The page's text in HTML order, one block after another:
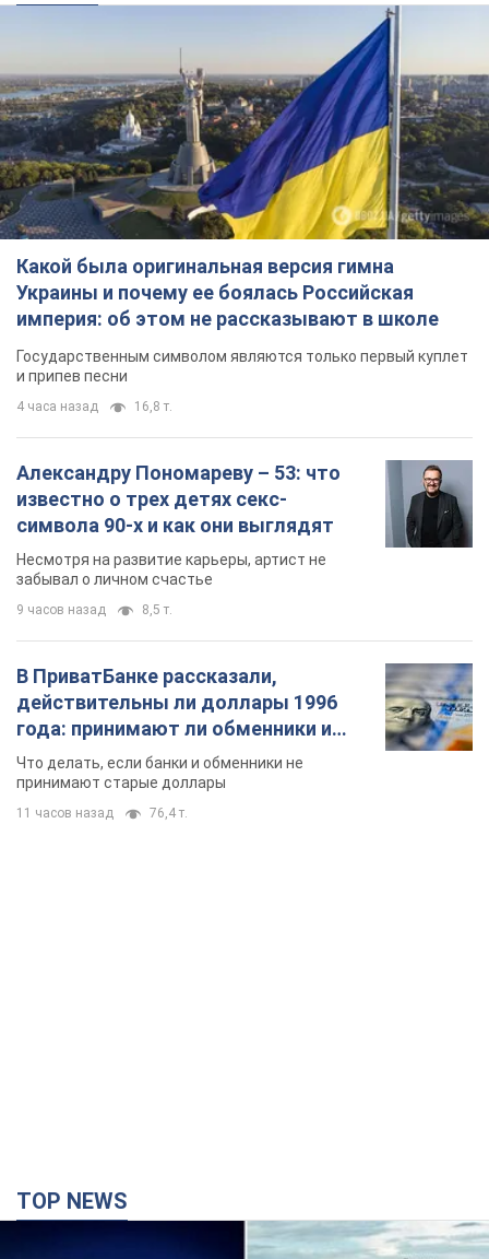
Какой была оригинальная версия гимна
Украины и почему ее боялась Российская
империя: об этом не рассказывают в школе
Государственным символом являются только первый куплет
и припев песни
4 часа назад 16,8 т.
Александру Пономареву – 53: что
известно о трех детях секс-
символа 90-х и как они выглядят
Несмотря на развитие карьеры, артист не
забывал о личном счастье
9 часов назад 8,5 т.
В ПриватБанке рассказали,
действительны ли доллары 1996
года: принимают ли обменники и
банки такие купюры
Что делать, если банки и обменники не
принимают старые доллары
11 часов назад 76,4 т.
TOP NEWS